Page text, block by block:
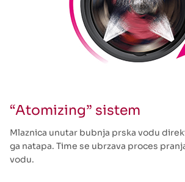
“Atomizing” sistem
Mlaznica unutar bubnja prska vodu
ga natapa. Time se ubrzava proces
vodu.